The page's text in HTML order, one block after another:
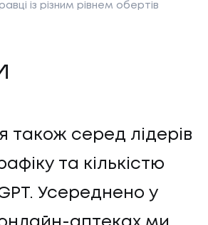
із різним рівнем обертів
також серед лідерів
та кількістю
Усереднено у